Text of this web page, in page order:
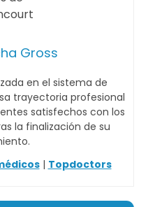
Gross
en el sistema de
trayectoria profesional
satisfechos con los
la finalización de su
| Topdoctors